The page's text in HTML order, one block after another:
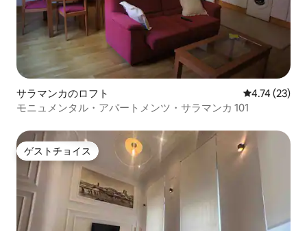
サラマンカのロフト レビュー23
4.74 (23)
モニュメンタル・アパートメンツ・サラマンカ 101
ゲストチョイス
ゲストチョイス